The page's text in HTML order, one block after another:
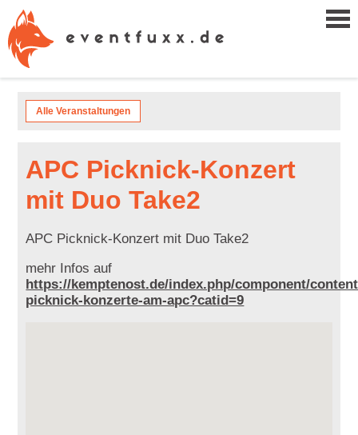
Alle Veranstaltungen
APC Picknick-Konzert
mit Duo Take2
APC Picknick-Konzert mit Duo Take2
mehr Infos auf
https://kemptenost.de/index.php/component/
picknick-konzerte-am-apc?catid=9